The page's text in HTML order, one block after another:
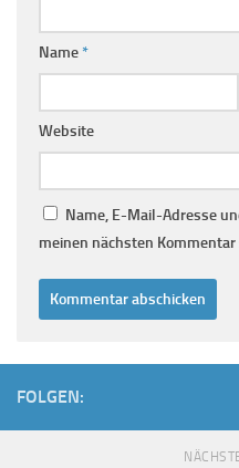
Name*
Website
Name, E-Mail-Adresse
meinen nächsten
FOLGEN: